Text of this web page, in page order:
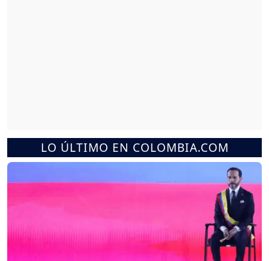
LO ÚLTIMO EN COLOMBIA.COM